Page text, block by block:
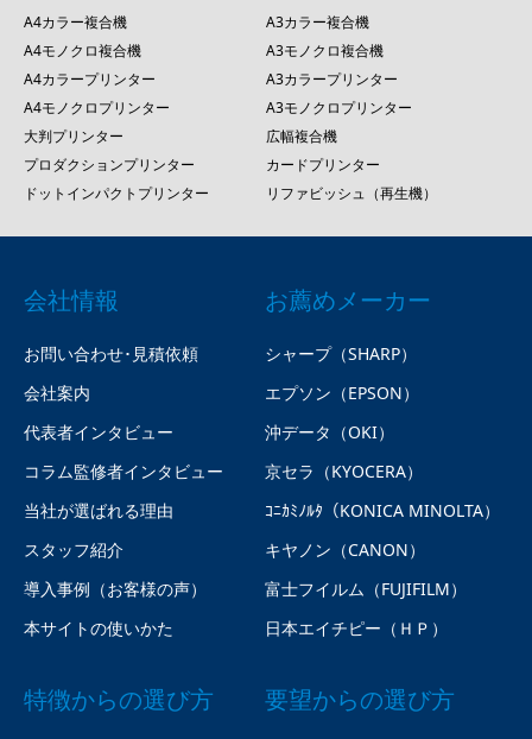
A4カラー複合機
A3カラー複合機
A4モノクロ複合機
A3モノクロ複合機
A4カラープリンター
A3カラープリンター
A4モノクロプリンター
A3モノクロプリンター
大判プリンター
広幅複合機
プロダクションプリンター
カードプリンター
ドットインパクトプリンター
リファビッシュ（再生機）
会社情報
お問い合わせ･見積依頼
会社案内
代表者インタビュー
コラム監修者インタビュー
当社が選ばれる理由
スタッフ紹介
導入事例（お客様の声）
本サイトの使いかた
お薦めメーカー
シャープ（SHARP）
エプソン（EPSON）
沖データ（OKI）
京セラ（KYOCERA）
ｺﾆｶﾐﾉﾙﾀ（KONICA MINOLTA）
キヤノン（CANON）
富士フイルム（FUJIFILM）
日本エイチピー（ＨＰ）
特徴からの選び方 要望からの選び方